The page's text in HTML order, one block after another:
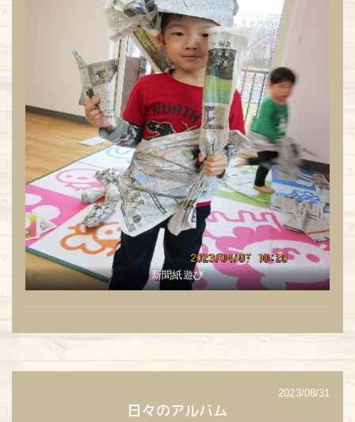
新聞紙遊び
2023/08/31
日々のアルバム